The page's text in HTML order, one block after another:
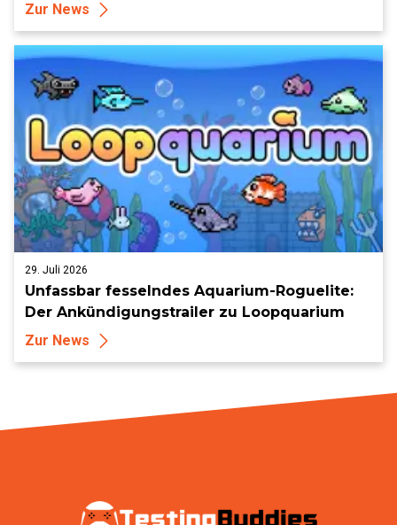
Zur News
29. Juli 2026
Unfassbar fesselndes Aquarium-Roguelite:
Der Ankündigungstrailer zu Loopquarium
Zur News